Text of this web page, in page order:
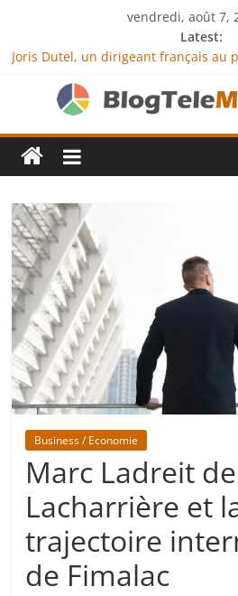
vendredi, août 7,
Latest:
Joris Dutel, un dirigeant français au
Agria Assurance Animaux :
démarque-t-elle de la concurrence ?
JCA Academy : l’excellence au
financière
Denis Bouclon : la diplomatie
Next Terra International : des
du commerce international
Business / Economie
Marc Ladreit de
Lacharrière et
trajectoire
de Fimalac